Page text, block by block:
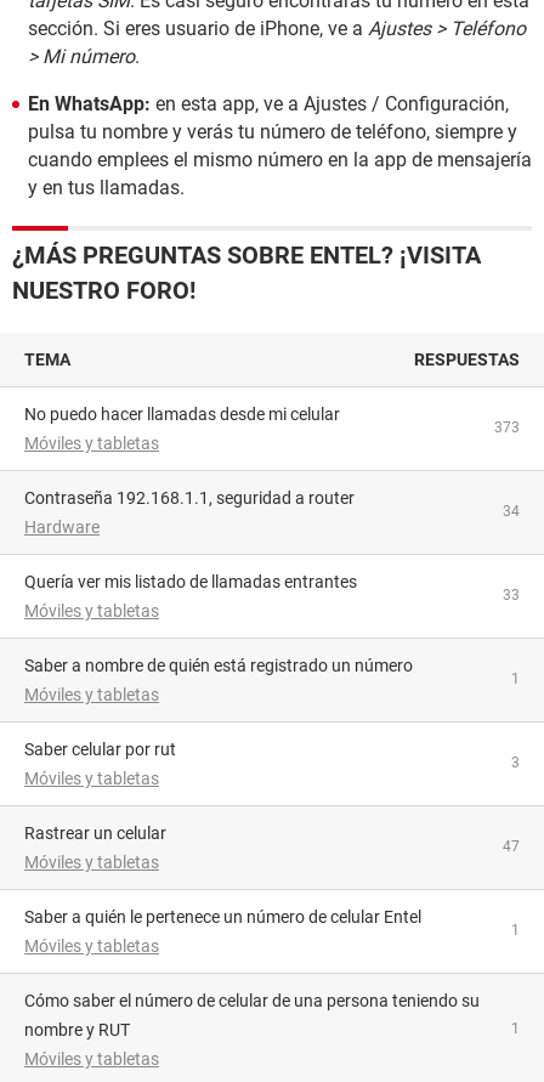
sección. Si eres usuario de iPhone, ve a Ajustes > Teléfono
> Mi número.
En WhatsApp: en esta app, ve a Ajustes / Configuración,
pulsa tu nombre y verás tu número de teléfono, siempre y
cuando emplees el mismo número en la app de mensajería
y en tus llamadas.
¿MÁS PREGUNTAS SOBRE ENTEL? ¡VISITA
NUESTRO FORO!
TEMA RESPUESTAS
No puedo hacer llamadas desde mi celular
Móviles y tabletas
373
Contraseña 192.168.1.1, seguridad a router
Hardware
34
Quería ver mis listado de llamadas entrantes
Móviles y tabletas
33
Saber a nombre de quién está registrado un número
Móviles y tabletas
1
Saber celular por rut
Móviles y tabletas
3
Rastrear un celular
Móviles y tabletas
47
Saber a quién le pertenece un número de celular Entel
Móviles y tabletas
1
Cómo saber el número de celular de una persona teniendo su
nombre y RUT
Móviles y tabletas
1